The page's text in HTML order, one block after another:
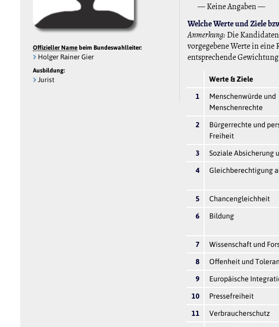
Offizieller Name beim Bundeswahlleiter:
Holger Rainer Gier
Ausbildung:
Jurist
— Keine Angaben —
Welche Werte und Ziele
Anmerkung: Die
vorgegebene Werte in
entsprechende
Werte & Ziele
1
Menschenwürde und
Menschenrechte
2
Bürgerrechte und
Freiheit
3 Soziale Absicherung
4 Gleichberechtigung
5 Chancengleichheit
6 Bildung
7 Wissenschaft und
8 Offenheit und
9 Europäische
10 Pressefreiheit
11 Verbraucherschutz